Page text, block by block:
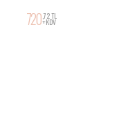
720 ,72 TL
+KDV